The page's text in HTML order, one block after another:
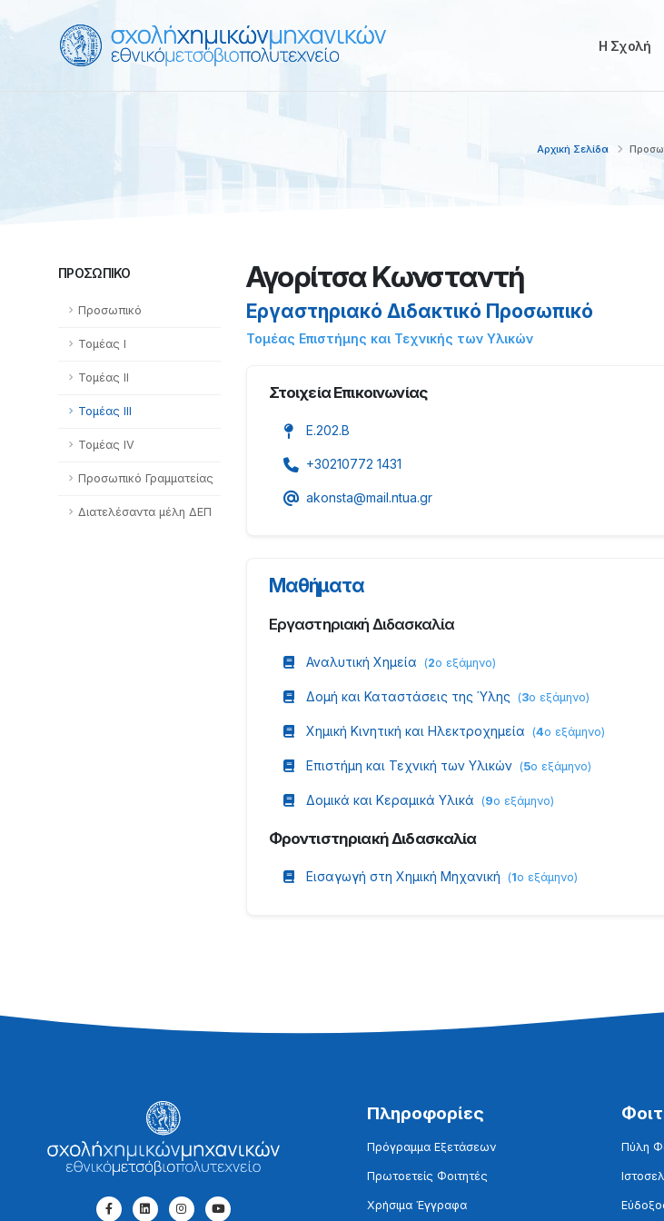
Η Σχολή
Αρχική Σελίδα
ΠΡΟΣΩΠΙΚΌ
Προσωπικό
Τομέας Ι
Τομέας ΙΙ
Τομέας ΙΙΙ
Τομέας ΙV
Προσωπικό Γραμματείας
Διατελέσαντα μέλη ΔΕΠ
Αγορίτσα Κωνσταντή
Εργαστηριακό Διδακτικό Προσωπικό
Τομέας Επιστήμης και Τεχνικής των Υλικών
Στοιχεία Επικοινωνίας
Ε.202.Β
+30210772 1431
akonsta@mail.ntua.gr
Μαθήματα
Εργαστηριακή Διδασκαλία
Αναλυτική Χημεία (2ο εξάμηνο)
Δομή και Καταστάσεις της Ύλης (3ο εξάμηνο)
Χημική Κινητική και Ηλεκτροχημεία (4ο εξάμηνο)
Επιστήμη και Τεχνική των Υλικών (5ο εξάμηνο)
Δομικά και Κεραμικά Υλικά (9ο εξάμηνο)
Φροντιστηριακή Διδασκαλία
Εισαγωγή στη Χημική Μηχανική (1ο εξάμηνο)
Πληροφορίες
Πρόγραμμα Εξετάσεων
Πρωτοετείς Φοιτητές
Χρήσιμα Έγγραφα
Πύλη